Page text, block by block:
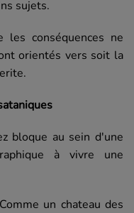
sujets.
les conséquences ne
orientés vers soit la
bloque au sein d'une
à vivre une
un chateau des